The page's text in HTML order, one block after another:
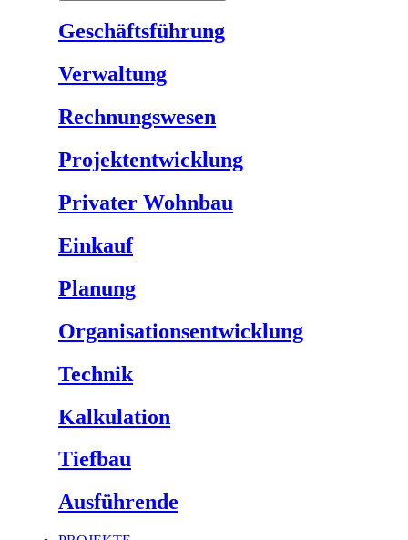
Geschäftsführung
Verwaltung
Rechnungswesen
Projektentwicklung
Privater Wohnbau
Einkauf
Planung
Organisationsentwicklung
Technik
Kalkulation
Tiefbau
Ausführende